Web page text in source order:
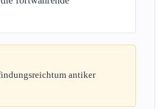
antiker